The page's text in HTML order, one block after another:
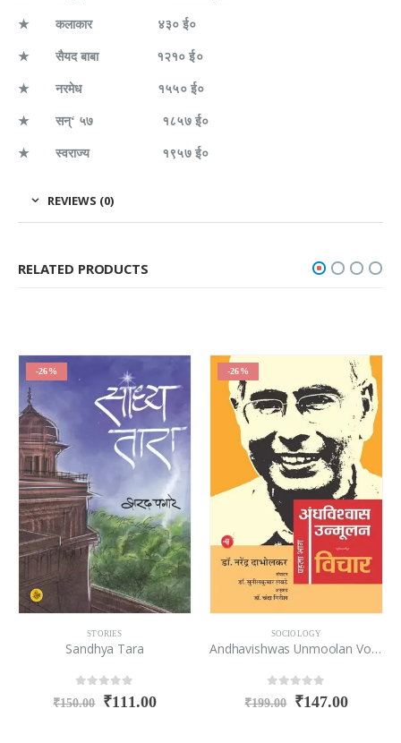
★ कलाकार४३० ई०
★ सैयद बाबा१२१० ई०
★ नरमेध१५५० ई०
★ सन्‌‘ ५७ १८५७ ई०
★ स्वराज्य१९५७ ई०
REVIEWS (0)
RELATED PRODUCTS
-26%
STORIES
Sandhya Tara
out of 5
₹150.00 ₹111.00
-26%
SOCIOLOGY
Andhavishwas Unmoolan Vol.-1 Vichar
out of 5
₹199.00 ₹147.00